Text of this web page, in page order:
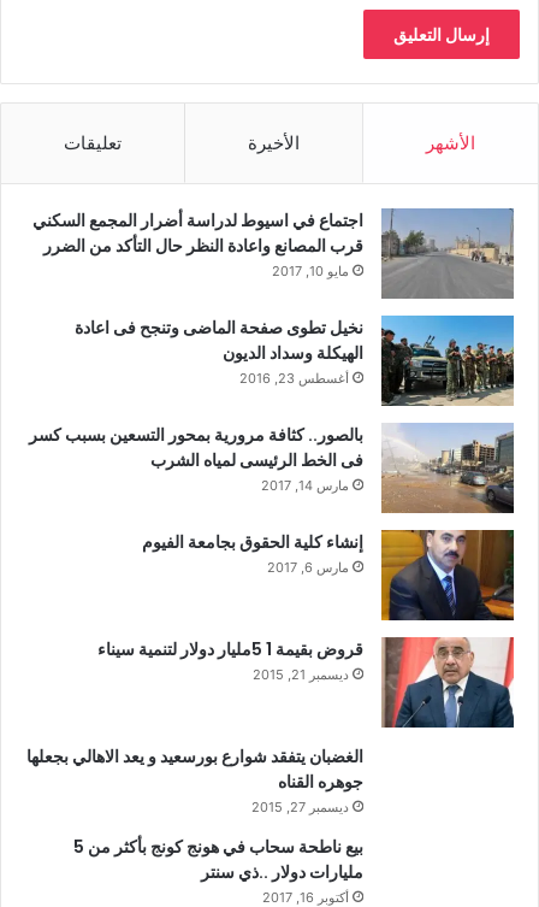
الأشهر الأخيرة تعليقات
اجتماع في اسيوط لدراسة أضرار المجمع السكني
قرب المصانع واعادة النظر حال التأكد من الضرر
مايو 10, 2017
نخيل تطوى صفحة الماضى وتنجح فى اعادة
الهيكلة وسداد الديون
أغسطس 23, 2016
بالصور.. كثافة مرورية بمحور التسعين بسبب كسر
فى الخط الرئيسى لمياه الشرب
مارس 14, 2017
إنشاء كلية الحقوق بجامعة الفيوم
مارس 6, 2017
قروض بقيمة 1 5مليار دولار لتنمية سيناء
ديسمبر 21, 2015
الغضبان يتفقد شوارع بورسعيد و يعد الاهالي بجعلها
جوهره القناه
ديسمبر 27, 2015
بيع ناطحة سحاب في هونج كونج بأكثر من 5
مليارات دولار ..ذي سنتر
أكتوبر 16, 2017